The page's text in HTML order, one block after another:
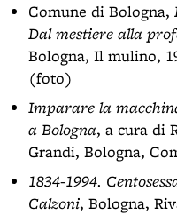
Comune di Bologna,
Dal mestiere alla
Bologna, Il mulino,
(foto)
Imparare la
a Bologna, a cura di
Grandi, Bologna,
1834-1994.
Calzoni, Bologna,